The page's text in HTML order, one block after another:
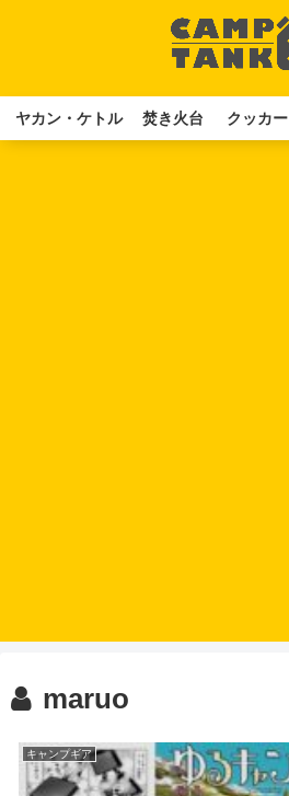
ヤカン・ケトル 焚き火台 クッカー
maruo
キャンプギア